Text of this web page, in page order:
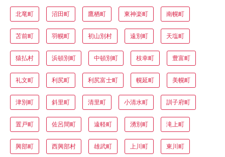
北竜町 沼田町 鷹栖町 東神楽町 南幌町
苫前町 羽幌町 初山別村 遠別町 天塩町
猿払村 浜頓別町 中頓別町 枝幸町 豊富町
礼文町 利尻町 利尻富士町 幌延町 美幌町
津別町 斜里町 清里町 小清水町 訓子府町
置戸町 佐呂間町 遠軽町 湧別町 滝上町
興部町 西興部村 雄武町 上川町 東川町